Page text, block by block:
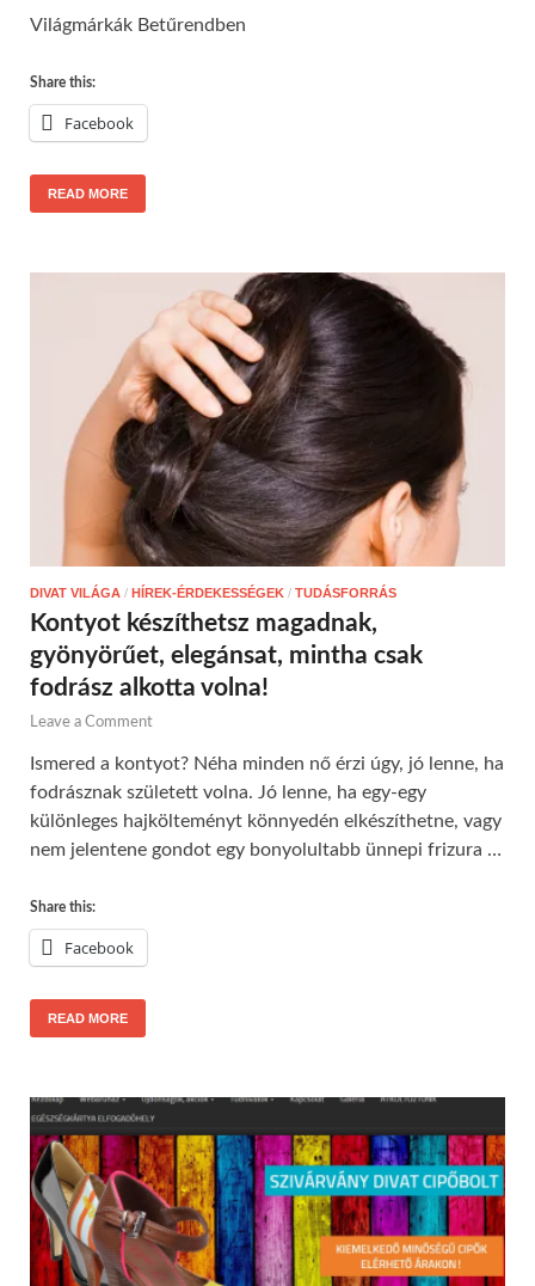
Világmárkák Betűrendben
Share this:
Facebook
READ MORE
DIVAT VILÁGA / HÍREK-ÉRDEKESSÉGEK / TUDÁSFORRÁS
Kontyot készíthetsz magadnak,
gyönyörűet, elegánsat, mintha csak
fodrász alkotta volna!
Leave a Comment
Ismered a kontyot? Néha minden nő érzi úgy, jó lenne, ha
fodrásznak született volna. Jó lenne, ha egy-egy
különleges hajkölteményt könnyedén elkészíthetne, vagy
nem jelentene gondot egy bonyolultabb ünnepi frizura …
Share this:
Facebook
READ MORE